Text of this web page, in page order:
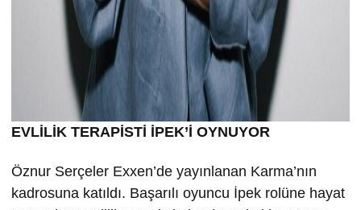
EVLİLİK TERAPİSTİ İPEK’İ OYNUYOR
Öznur Serçeler Exxen’de yayınlanan Karma’nın
kadrosuna katıldı. Başarılı oyuncu İpek rolüne hayat